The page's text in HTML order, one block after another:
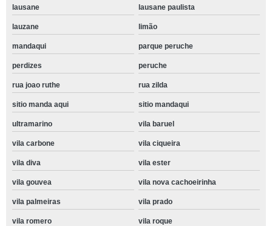
lausane lausane paulista
lauzane limão
mandaqui parque peruche
perdizes peruche
rua joao ruthe rua zilda
sitio manda aqui sitio mandaqui
ultramarino vila baruel
vila carbone vila ciqueira
vila diva vila ester
vila gouvea vila nova cachoeirinha
vila palmeiras vila prado
vila romero vila roque